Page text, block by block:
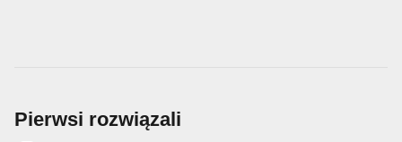
Pierwsi rozwiązali